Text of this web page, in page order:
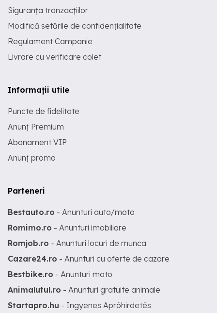
Siguranța tranzacțiilor
Modifică setările de confidențialitate
Regulament Campanie
Livrare cu verificare colet
Informații utile
Puncte de fidelitate
Anunț Premium
Abonament VIP
Anunț promo
Parteneri
Bestauto.ro - Anunturi auto/moto
Romimo.ro - Anunturi imobiliare
Romjob.ro - Anunturi locuri de munca
Cazare24.ro - Anunturi cu oferte de cazare
Bestbike.ro - Anunturi moto
Animalutul.ro - Anunturi gratuite animale
Startapro.hu - Ingyenes Apróhirdetés